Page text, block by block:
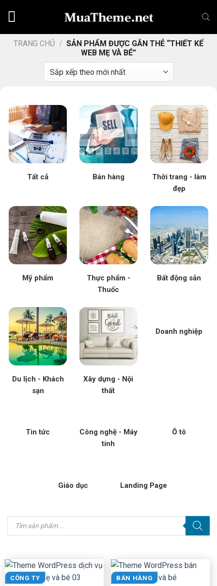
dungTRANG CHỦ / SẢN PHẨM ĐƯỢC GẮN THẺ “THIẾT KẾ
WEB MẸ VÀ BÉ”
Tất cả Bán hàng
Thời trang - làm
đẹp
Mỹ phẩm
Thực phẩm -
Thuốc
Bất động sản
Du lịch - Khách
sạn
Xây dựng - Nội
thất
Doanh nghiệp
Tin tức
Công nghệ - Máy
tính
Ô tô
Giáo dục Landing Page
Tìm
kiếm
sản
CÔNG TY BÁN HÀNG